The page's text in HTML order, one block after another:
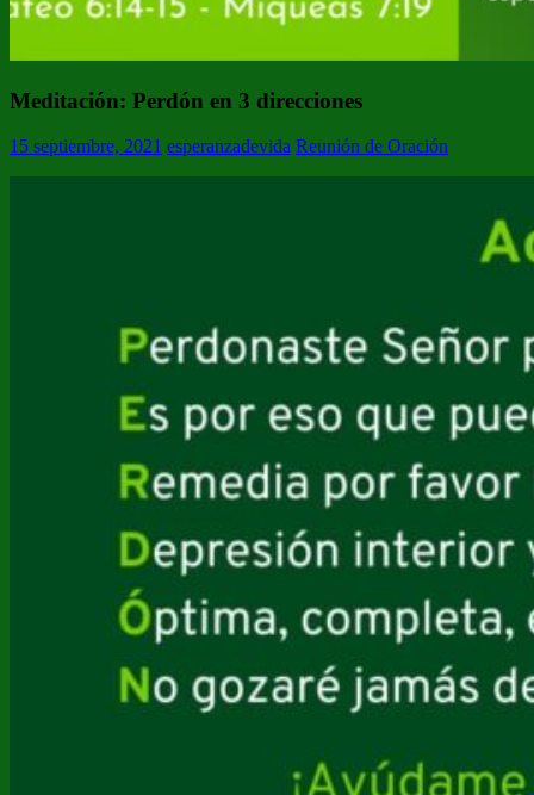
Meditación: Perdón en 3 direcciones
15 septiembre, 2021 esperanzadevida Reunión de Oración